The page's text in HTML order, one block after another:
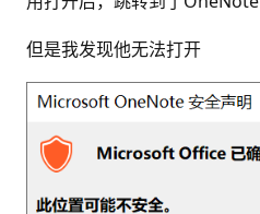
但是我发现他无法打开